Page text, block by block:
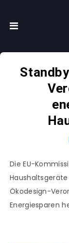
Die EU-
Ökodesign-
Energiesparen